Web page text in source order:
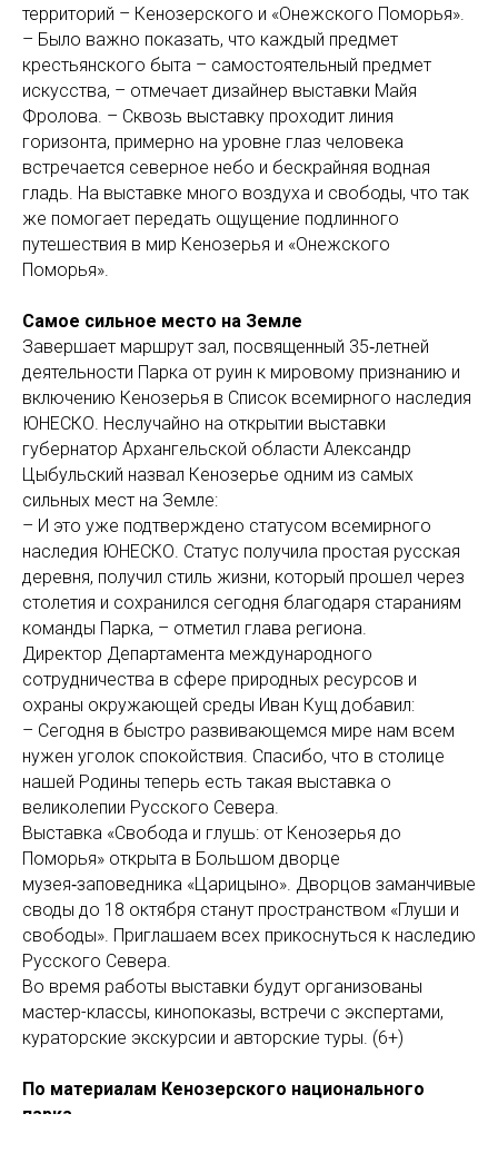
территорий – Кенозерского и «Онежского Поморья».
– Было важно показать, что каждый предмет
крестьянского быта – самостоятельный предмет
искусства, – отмечает дизайнер выставки Майя
Фролова. – Сквозь выставку проходит линия
горизонта, примерно на уровне глаз человека
встречается северное небо и бескрайняя водная
гладь. На выставке много воздуха и свободы, что так
же помогает передать ощущение подлинного
путешествия в мир Кенозерья и «Онежского
Поморья».
Самое сильное место на Земле
Завершает маршрут зал, посвященный 35‑летней
деятельности Парка от руин к мировому признанию и
включению Кенозерья в Список всемирного наследия
ЮНЕСКО. Неслучайно на открытии выставки
губернатор Архангельской области Александр
Цыбульский назвал Кенозерье одним из самых
сильных мест на Земле:
– И это уже подтверждено статусом всемирного
наследия ЮНЕСКО. Статус получила простая русская
деревня, получил стиль жизни, который прошел через
столетия и сохранился сегодня благодаря стараниям
команды Парка, – отметил глава региона.
Директор Департамента международного
сотрудничества в сфере природных ресурсов и
охраны окружающей среды Иван Кущ добавил:
– Сегодня в быстро развивающемся мире нам всем
нужен уголок спокойствия. Спасибо, что в столице
нашей Родины теперь есть такая выставка о
великолепии Русского Севера.
Выставка «Свобода и глушь: от Кенозерья до
Поморья» открыта в Большом дворце
музея‑заповедника «Царицыно». Дворцов заманчивые
своды до 18 октября станут пространством «Глуши и
свободы». Приглашаем всех прикоснуться к наследию
Русского Севера.
Во время работы выставки будут организованы
мастер-классы, кинопоказы, встречи с экспертами,
кураторские экскурсии и авторские туры. (6+)
По материалам Кенозерского национального
парка